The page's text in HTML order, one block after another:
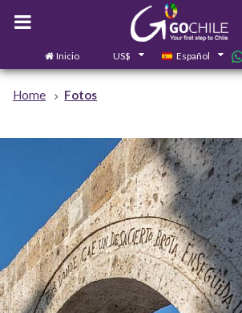
Inicio US$ Español
Home Fotos